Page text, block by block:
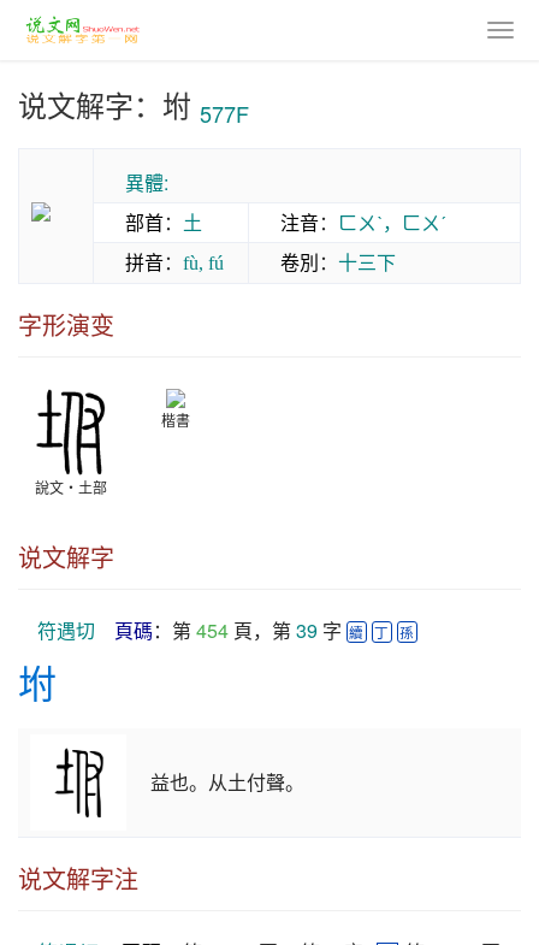
说文解字：坿 577F
異體:
部首： 土 注音： ㄈㄨˋ，ㄈㄨˊ
拼音： fù, fú 卷別： 十三下
字形演变
說文‧土部
楷書
说文解字
符遇切 頁碼：第 454 頁，第 39 字 續 丁 孫
坿
益也。从土付聲。
说文解字注